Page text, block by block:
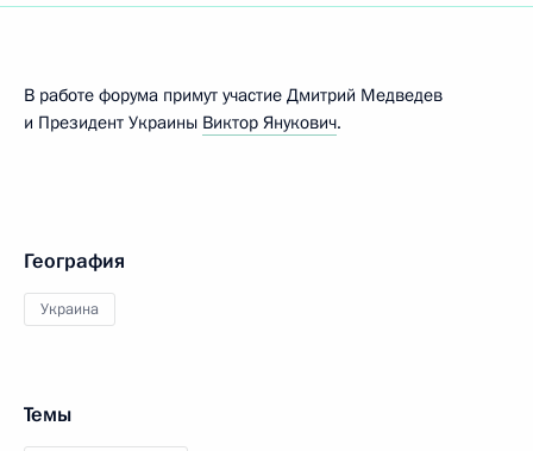
В работе форума примут участие Дмитрий Медведев
и Президент Украины Виктор Янукович.
География
Украина
Темы